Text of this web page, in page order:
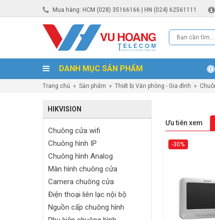
Mua hàng: HCM (028) 35166166 | HN (024) 62561111
DANH MỤC SẢN PHẨM
Trang chủ » Sản phẩm » Thiết bị Văn phòng - Gia đình »
HIKVISION
Chuông cửa wifi
Chuông hình IP
Chuông hình Analog
Màn hình chuông cửa
Camera chuông cửa
Điện thoại liên lạc nội bộ
Nguồn cấp chuông hình
Ưu tiên xem
-30%